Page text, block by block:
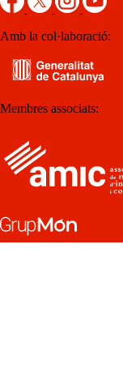
Amb la col·laboració:
Membres associats: